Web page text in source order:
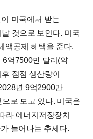
미국에서 받는
것으로 보인다. 미국
액공제 혜택을 준다.
6억7500만 달러(약
점점 생산량이
년 9억2900만
로 보고 있다. 미국은
라 에너지저장장치
늘어나는 추세다.